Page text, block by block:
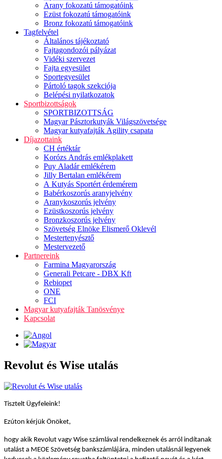
Arany fokozatú támogatóink
Ezüst fokozatú támogatóink
Bronz fokozatú támogatóink
Tagfelvétel
Általános tájékoztató
Fajtagondozói pályázat
Vidéki szervezet
Fajta egyesület
Sportegyesület
Pártoló tagok szekciója
Belépési nyilatkozatok
Sportbizottságok
SPORTBIZOTTSÁG
Magyar Pásztorkutyák Világszövetsége
Magyar kutyafajták Agility csapata
Díjazottaink
CH értéktár
Korózs András emlékplakett
Puy Aladár emlékérem
Jilly Bertalan emlékérem
A Kutyás Sportért érdemérem
Babérkoszorús aranyjelvény
Aranykoszorús jelvény
Ezüstkoszorús jelvény
Bronzkoszorús jelvény
Szövetség Elnöke Elismerő Oklevél
Mestertenyésztő
Mestervezető
Partnereink
Farmina Magyarország
Generali Petcare - DBX Kft
Rebiopet
ONE
FCI
Magyar kutyafajták Tanösvénye
Kapcsolat
Revolut és Wise utalás
Tisztelt Ügyfeleink!
Ezúton kérjük Önöket,
hogy akik Revolut vagy Wise számlával rendelkeznek és arról indítanak
utalást a MEOE Szövetség bankszámlájára, minden utalásnál legyenek